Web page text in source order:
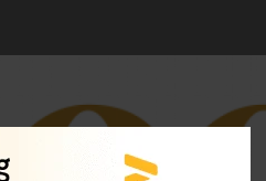
Datangi
Lahan
untuk